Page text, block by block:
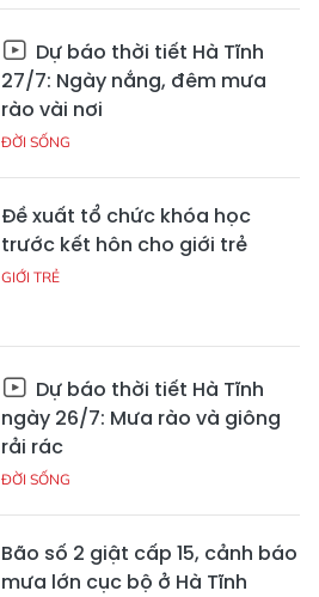
Dự báo thời tiết Hà Tĩnh
27/7: Ngày nắng, đêm mưa
rào vài nơi
ĐỜI SỐNG
Đề xuất tổ chức khóa học
trước kết hôn cho giới trẻ
GIỚI TRẺ
Dự báo thời tiết Hà Tĩnh
ngày 26/7: Mưa rào và giông
rải rác
ĐỜI SỐNG
Bão số 2 giật cấp 15, cảnh báo
mưa lớn cục bộ ở Hà Tĩnh